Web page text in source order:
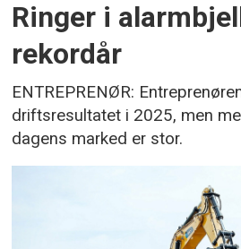
Ringer i
rekordår
ENTREPRENØR:
driftsresultatet i 2025, men
dagens marked er stor.